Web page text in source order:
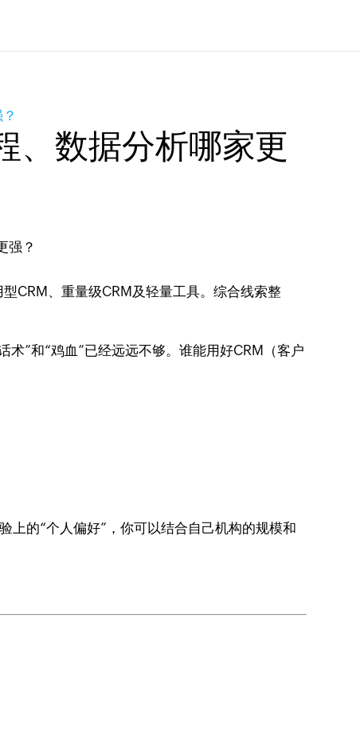
、数据分析哪家更
CRM、重量级CRM及轻量工具。综合线索整
术”和“鸡血”已经远远不够。谁能用好CRM（客户
上的“个人偏好”，你可以结合自己机构的规模和